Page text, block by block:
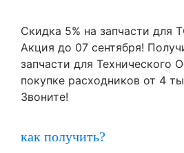
Скидка 5% на запчасти для
Акция до 07 сентября!
запчасти для Технического
покупке расходников от 4
Звоните!
как получить?